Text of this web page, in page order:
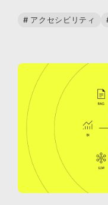
# アクセシビリティ